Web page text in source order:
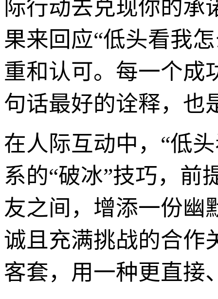
际行动去兑现你的承
果来回应“低头看我
重和认可。每一个成
句话最好的诠释，也
在人际互动中，“低
系的“破冰”技巧，前
友之间，增添一份幽
诚且充满挑战的合作
客套，用一种更直接